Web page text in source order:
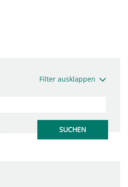
Filter ausklappen